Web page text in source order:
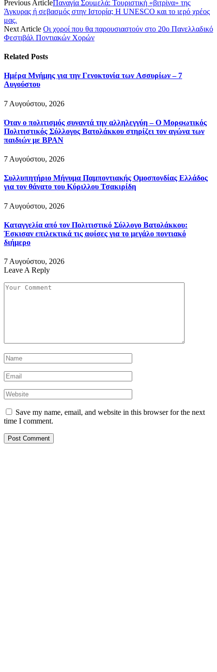
Previous ArticleΠαναγία Σουμελά: Τουριστική «βιτρίνα» της
Άγκυρας ή σεβασμός στην Ιστορία; Η UNESCO και το ιερό χρέος
μας.
Next Article Οι χοροί που θα παρουσιαστούν στο 20ο Πανελλαδικό
Φεστιβάλ Ποντιακών Χορών
Related Posts
Ημέρα Μνήμης για την Γενοκτονία των Ασσυρίων – 7
Αυγούστου
7 Αυγούστου, 2026
Όταν ο πολιτισμός συναντά την αλληλεγγύη – Ο Μορφωτικός
Πολιτιστικός Σύλλογος Βατολάκκου στηρίζει τον αγώνα των
παιδιών με BPAN
7 Αυγούστου, 2026
Συλλυπητήριο Μήνυμα Παμποντιακής Ομοσπονδίας Ελλάδος
για τον θάνατο του Κύριλλου Τσακιρίδη
7 Αυγούστου, 2026
Καταγγελία από τον Πολιτιστικό Σύλλογο Βατολάκκου:
Έσκισαν επιλεκτικά τις αφίσες για το μεγάλο ποντιακό
διήμερο
7 Αυγούστου, 2026
Leave A Reply
Save my name, email, and website in this browser for the next
time I comment.